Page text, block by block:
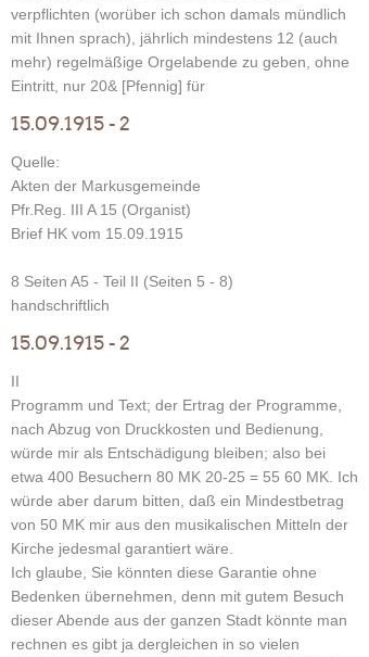
verpflichten (worüber ich schon damals mündlich
mit Ihnen sprach), jährlich mindestens 12 (auch
mehr) regelmäßige Orgelabende zu geben, ohne
Eintritt, nur 20& [Pfennig] für
15.09.1915 - 2
Quelle:
Akten der Markusgemeinde
Pfr.Reg. III A 15 (Organist)
Brief HK vom 15.09.1915
8 Seiten A5 - Teil II (Seiten 5 - 8)
handschriftlich
15.09.1915 - 2
II
Programm und Text; der Ertrag der Programme,
nach Abzug von Druckkosten und Bedienung,
würde mir als Entschädigung bleiben; also bei
etwa 400 Besuchern 80 MK 20-25 = 55 60 MK. Ich
würde aber darum bitten, daß ein Mindestbetrag
von 50 MK mir aus den musikalischen Mitteln der
Kirche jedesmal garantiert wäre.
Ich glaube, Sie könnten diese Garantie ohne
Bedenken übernehmen, denn mit gutem Besuch
dieser Abende aus der ganzen Stadt könnte man
rechnen es gibt ja dergleichen in so vielen